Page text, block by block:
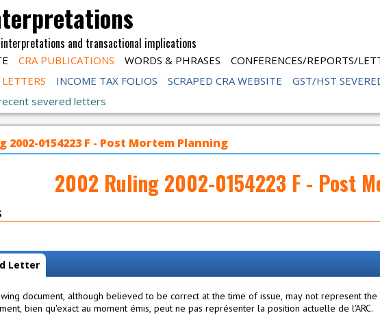
interpretations and transactional implications
CRA PUBLICATIONS WORDS & PHRASES CONFERENCES/REPORTS/
INCOME TAX FOLIOS SCRAPED CRA WEBSITE
GST/HST
severed letters
2002-0154223 F - Post Mortem Planning
2002 Ruling 2002-0154223 F - Post
Letter
a
t
document, although believed to be correct at the time of issue, may not represent the
bien qu'exact au moment émis, peut ne pas représenter la position actuelle de l'ARC.